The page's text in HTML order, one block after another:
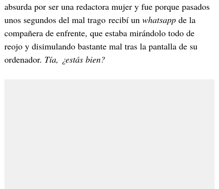
absurda por ser una redactora mujer y fue porque pasados
unos segundos del mal trago recibí un whatsapp de la
compañera de enfrente, que estaba mirándolo todo de
reojo y disimulando bastante mal tras la pantalla de su
ordenador. Tía, ¿estás bien?